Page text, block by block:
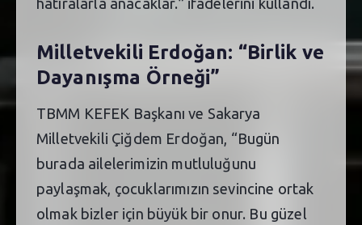
hatıralarla anacaklar.” ifadelerini kullandı.
Milletvekili Erdoğan: “Birlik ve
Dayanışma Örneği”
TBMM KEFEK Başkanı ve Sakarya
Milletvekili Çiğdem Erdoğan, “Bugün
burada ailelerimizin mutluluğunu
paylaşmak, çocuklarımızın sevincine ortak
olmak bizler için büyük bir onur. Bu güzel